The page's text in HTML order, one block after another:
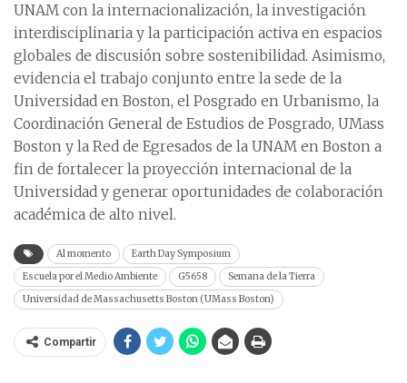
UNAM con la internacionalización, la investigación
interdisciplinaria y la participación activa en espacios
globales de discusión sobre sostenibilidad. Asimismo,
evidencia el trabajo conjunto entre la sede de la
Universidad en Boston, el Posgrado en Urbanismo, la
Coordinación General de Estudios de Posgrado, UMass
Boston y la Red de Egresados de la UNAM en Boston a
fin de fortalecer la proyección internacional de la
Universidad y generar oportunidades de colaboración
académica de alto nivel.
Al momento
Earth Day Symposium
Escuela por el Medio Ambiente
G5658
Semana de la Tierra
Universidad de Massachusetts Boston (UMass Boston)
Compartir